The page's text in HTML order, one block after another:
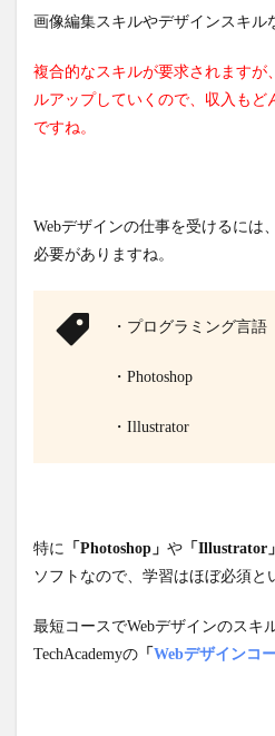
画像編集スキルやデザインスキル
複合的なスキルが要求されますが
ルアップしていくので、収入もど
ですね。
Webデザインの仕事を受けるには
必要がありますね。
・プログラミング言語
・Photoshop
・Illustrator
特に 「Photoshop」 や 「Illustrator」
ソフトなので、学習はほぼ必須と
最短コースでWebデザインのスキ
TechAcademyの 「 Webデザインコ